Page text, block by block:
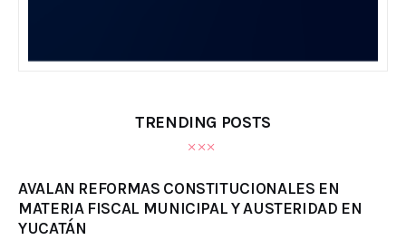
TRENDING POSTS
AVALAN REFORMAS CONSTITUCIONALES EN
MATERIA FISCAL MUNICIPAL Y AUSTERIDAD EN
YUCATÁN